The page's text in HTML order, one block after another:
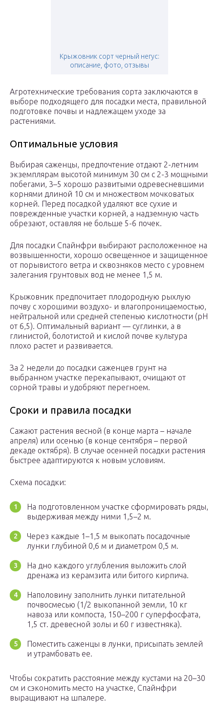
Крыжовник сорт черный негус:
описание, фото, отзывы
Агротехнические требования сорта заключаются в
выборе подходящего для посадки места, правильной
подготовке почвы и надлежащем уходе за
растениями.
Оптимальные условия
Выбирая саженцы, предпочтение отдают 2-летним
экземплярам высотой минимум 30 см с 2-3 мощными
побегами, 3–5 хорошо развитыми одревесневшими
корнями длиной 10 см и множеством мочковатых
корней. Перед посадкой удаляют все сухие и
поврежденные участки корней, а надземную часть
обрезают, оставляя не больше 5-6 почек.
Для посадки Спайнфри выбирают расположенное на
возвышенности, хорошо освещенное и защищенное
от порывистого ветра и сквозняков место с уровнем
залегания грунтовых вод не менее 1,5 м.
Крыжовник предпочитает плодородную рыхлую
почву с хорошими воздухо- и влагопроницаемостью,
нейтральной или средней степенью кислотности (pH
от 6,5). Оптимальный вариант — суглинки, а в
глинистой, болотистой и кислой почве культура
плохо растет и развивается.
За 2 недели до посадки саженцев грунт на
выбранном участке перекапывают, очищают от
сорной травы и удобряют перегноем.
Сроки и правила посадки
Сажают растения весной (в конце марта – начале
апреля) или осенью (в конце сентября – первой
декаде октября). В случае осенней посадки растения
быстрее адаптируются к новым условиям.
Схема посадки:
На подготовленном участке сформировать ряды,
выдерживая между ними 1,5–2 м.
Через каждые 1–1,5 м выкопать посадочные
лунки глубиной 0,6 м и диаметром 0,5 м.
На дно каждого углубления выложить слой
дренажа из керамзита или битого кирпича.
Наполовину заполнить лунки питательной
почвосмесью (1/2 выкопанной земли, 10 кг
навоза или компоста, 150–200 г суперфосфата,
1,5 ст. древесной золы и 60 г известняка).
Поместить саженцы в лунки, присыпать землей
и утрамбовать ее.
Чтобы сократить расстояние между кустами на 20–30
см и сэкономить место на участке, Спайнфри
выращивают на шпалере.